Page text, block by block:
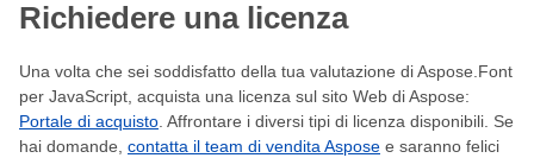
Richiedere una licenza
Una volta che sei soddisfatto della tua valutazione di Aspose.Font
per JavaScript, acquista una licenza sul sito Web di Aspose:
Portale di acquisto. Affrontare i diversi tipi di licenza disponibili. Se
hai domande, contatta il team di vendita Aspose e saranno felici